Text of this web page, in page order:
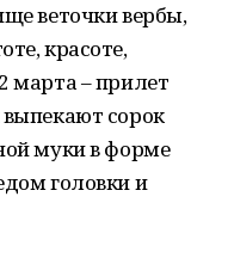
веточки вербы,
красоте,
марта – прилет
сорок
муки в форме
головки и